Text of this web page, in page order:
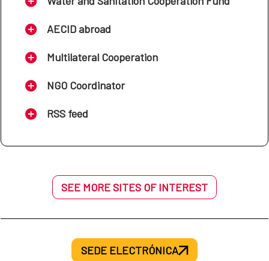
MAP Níger-España
2023-2027
Cadre Association Pays de
MAP El Salvador-España
MAP Guatemala-España
AECID abroad
Multilateral Cooperation
NGO Coordinator
RSS feed
SEE MORE SITES OF INTEREST
SEDE ELECTRÓNICA